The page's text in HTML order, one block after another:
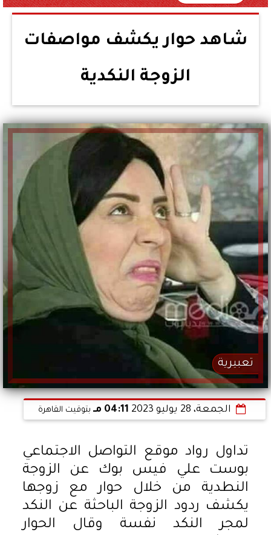
شاهد حوار يكشف مواصفات
الزوجة النكدية
تعبيرية
الجمعة، 28 يوليو 2023 04:11 مـ بتوقيت القاهرة
تداول رواد موقع التواصل الاجتماعي
بوست علي فيس بوك عن الزوجة
النطدية من خلال حوار مع زوجها
يكشف ردود الزوجة الباحثة عن النكد
لمجر النكد نفسة وقال الحوار